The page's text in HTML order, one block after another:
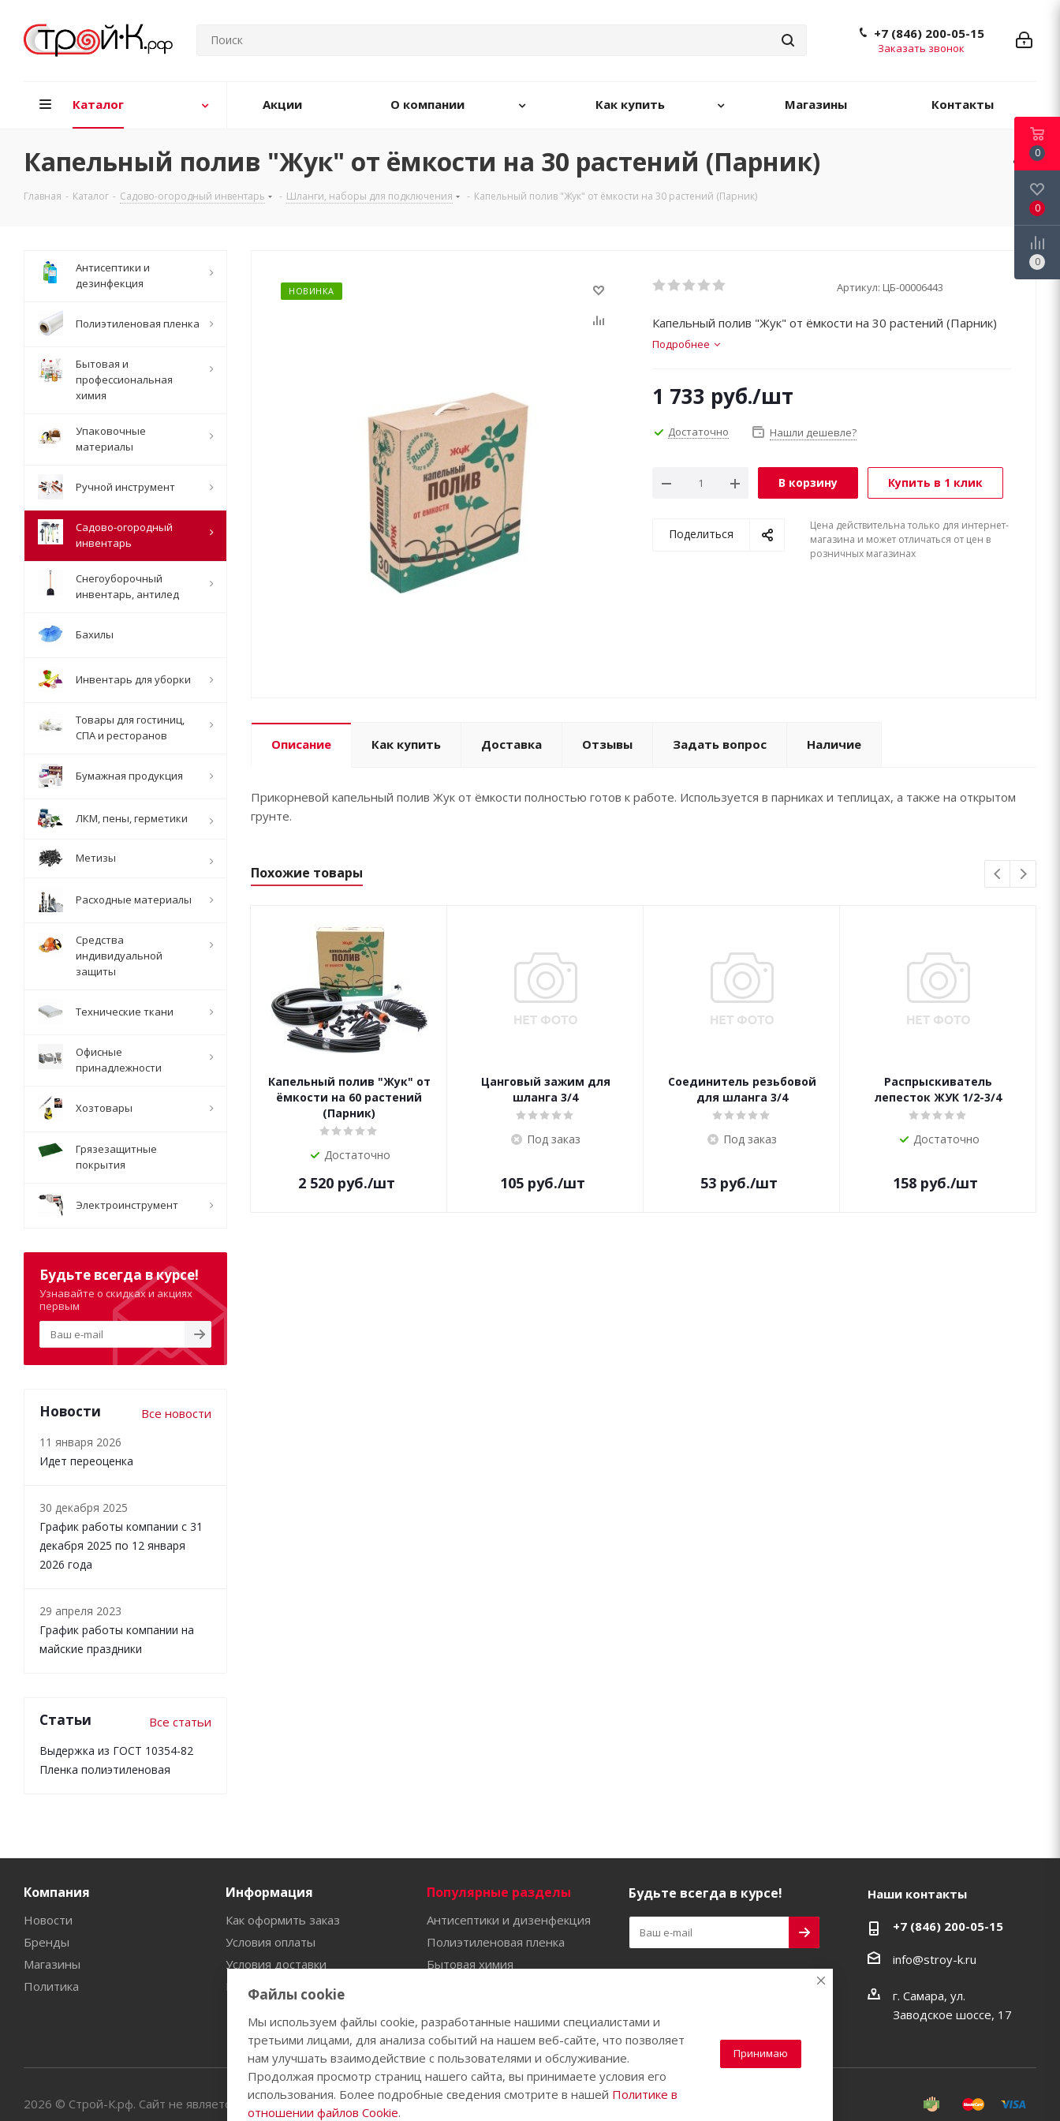
+7 (846) 200-05-15
Заказать звонок
Каталог Акции О компании Как купить Магазины Контакты
Капельный полив "Жук" от ёмкости на 30 растений (Парник)
Главная - Каталог - Садово-огородный инвентарь - Шланги, наборы для подключения - Капельный полив "Жук" от ёмкости на 30 растений (Парник)
НОВИНКА Артикул: ЦБ-00006443
Капельный полив "Жук" от ёмкости на 30 растений (Парник)
Подробнее
1 733 руб./шт
Достаточно Нашли дешевле?
В корзину Купить в 1 клик
Поделиться
Цена действительна только для интернет-
магазина и может отличаться от цен в
розничных магазинах
Описание Как купить Доставка Отзывы Задать вопрос Наличие
Прикорневой капельный полив Жук от ёмкости полностью готов к работе. Используется в парниках и теплицах, а также на открытом
грунте.
Похожие товары
Капельный полив "Жук" от
ёмкости на 60 растений
(Парник)
Достаточно
2 520руб./шт
Цанговый зажим для
шланга 3/4
Под заказ
105 руб./шт
Соединитель резьбовой
для шланга 3/4
Под заказ
53 руб./шт
Распрыскиватель
лепесток ЖУК 1/2-3/4
Достаточно
158 руб./шт
Антисептики и
дезинфекция
Полиэтиленовая пленка
Бытовая и
профессиональная
химия
Упаковочные
материалы
Ручной инструмент
Садово-огородный
инвентарь
Снегоуборочный
инвентарь, антилед
Бахилы
Инвентарь для уборки
Товары для гостиниц,
СПА и ресторанов
Бумажная продукция
ЛКМ, пены, герметики
Метизы
Расходные материалы
Средства
индивидуальной
защиты
Технические ткани
Офисные
принадлежности
Хозтовары
Грязезащитные
покрытия
Электроинструмент
Будьте всегда в курсе!
Узнавайте о скидках и акциях
первым
Новости Все новости
11 января 2026
Идет переоценка
30 декабря 2025
График работы компании с 31
декабря 2025 по 12 января
2026 года
29 апреля 2023
График работы компании на
майские праздники
Статьи Все статьи
Выдержка из ГОСТ 10354-82
Пленка полиэтиленовая
Компания
Новости
Бренды
Магазины
Политика
Информация
Как оформить заказ
Условия оплаты
Условия доставки
Гарантия на товар
Популярные разделы
Антисептики и дизенфекция
Полиэтиленовая пленка
Бытовая химия
Бахилы
Будьте всегда в курсе! Наши контакты
+7 (846) 200-05-15
info@stroy-k.ru
г. Самара, ул.
Заводское шоссе, 17
2026 © Строй-К.рф. Сайт не является публичной офертой.
0
0
0
Файлы cookie
Мы используем файлы cookie, разработанные нашими специалистами и
третьими лицами, для анализа событий на нашем веб-сайте, что позволяет
нам улучшать взаимодействие с пользователями и обслуживание.
Продолжая просмотр страниц нашего сайта, вы принимаете условия его
использования. Более подробные сведения смотрите в нашей Политике в
отношении файлов Cookie.
Принимаю